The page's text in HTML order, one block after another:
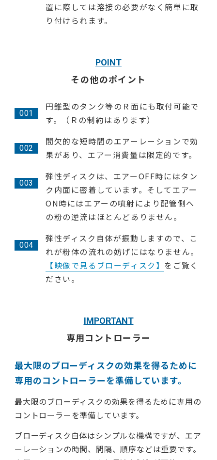
置に際しては溶接の必要がなく簡単に取
り付けられます。
POINT
その他のポイント
円錐型のタンク等のＲ面にも取付可能で
す。（Ｒの制約はあります）
間欠的な短時間のエアーレーションで効
果があり、エアー消費量は限定的です。
弾性ディスクは、エアーOFF時にはタン
ク内面に密着しています。そしてエアー
ON時にはエアーの噴射により配管側へ
の粉の逆流はほとんどありません。
弾性ディスク自体が振動しますので、こ
れが粉体の流れの妨げにはなりません。
【映像で見るブローディスク】 をご覧く
ださい。
IMPORTANT
専用コントローラー
最大限のブローディスクの効果を得るために
専用のコントローラーを準備しています。
最大限のブローディスクの効果を得るために専用の
コントローラーを準備しています。
ブローディスク自体はシンプルな機構ですが、エア
ーレーションの時間、間隔、順序などは重要です。